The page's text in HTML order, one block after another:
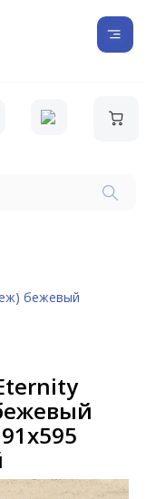
бежевый